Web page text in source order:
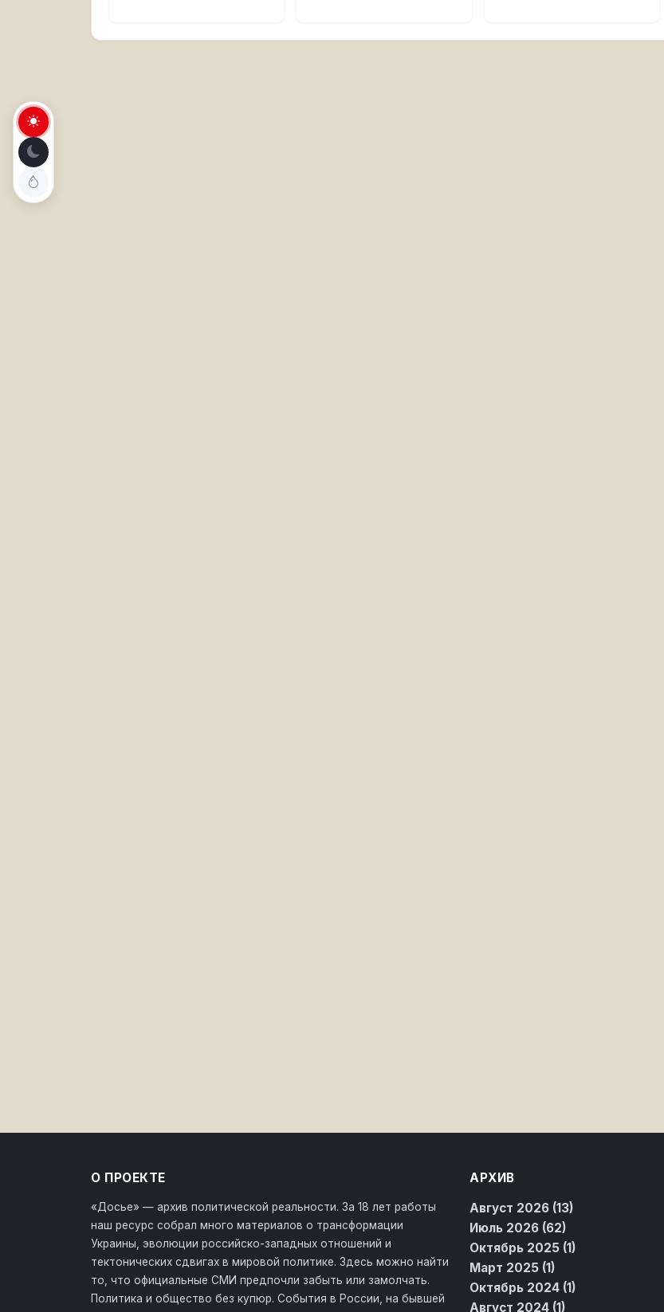
О ПРОЕКТЕ
«Досье» — архив политической реальности. За 18 лет работы
наш ресурс собрал много материалов о трансформации
Украины, эволюции российско-западных отношений и
тектонических сдвигах в мировой политике. Здесь можно найти
то, что официальные СМИ предпочли забыть или замолчать.
Политика и общество без купюр. События в России, на бывшей
АРХИВ
Август 2026 (13)
Июль 2026 (62)
Октябрь 2025 (1)
Март 2025 (1)
Октябрь 2024 (1)
Август 2024 (1)